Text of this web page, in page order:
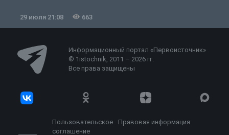
29 июля 21:08 663
Информационный портал «Первоисточник»
© 1istochnik, 2011 – 2026 гг.
Все права защищены
Пользовательское
соглашение
Правовая информация